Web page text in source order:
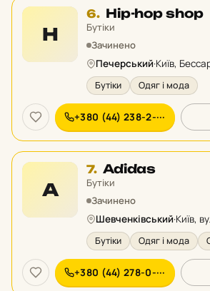
H
6. Місце
6
у
Hip-hop shop
Бутіки
Зачинено
Печерський·Київ,
Бутіки Одяг і мода
+380 (44) 238-2-···
A
7. Місце
7
у
Adidas
Бутіки
Зачинено
Шевченківський·Київ,
Бутіки Одяг і мода
+380 (44) 278-0-···